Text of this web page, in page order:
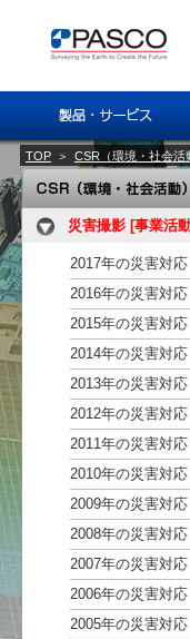
TOP ＞ CSR（環境・社会活
災害撮影 [事業活
2017年の災害対応
2016年の災害対応
2015年の災害対応
2014年の災害対応
2013年の災害対応
2012年の災害対応
2011年の災害対応
2010年の災害対応
2009年の災害対応
2008年の災害対応
2007年の災害対応
2006年の災害対応
2005年の災害対応